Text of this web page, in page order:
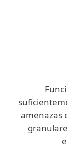
amenazas